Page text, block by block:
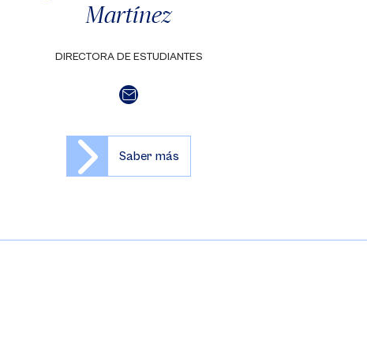
Martínez
DIRECTORA DE ESTUDIANTES
Saber más